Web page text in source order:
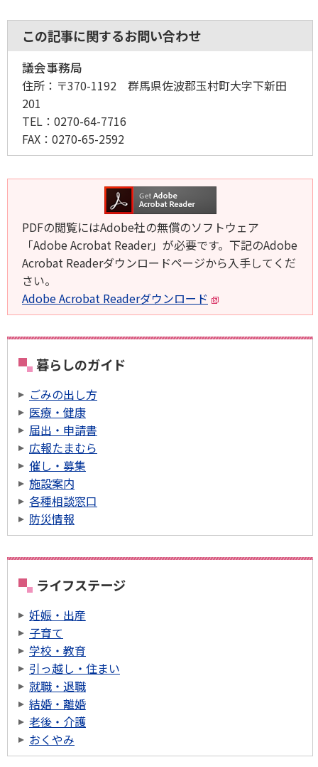
この記事に関するお問い合わせ
議会事務局
住所： 〒370-1192 群馬県佐波郡玉村町大字下新田
201
TEL： 0270-64-7716
FAX： 0270-65-2592
PDFの閲覧にはAdobe社の無償のソフトウェア
「Adobe Acrobat Reader」が必要です。下記のAdobe
Acrobat Readerダウンロードページから入手してくだ
さい。
Adobe Acrobat Readerダウンロード
暮らしのガイド
ごみの出し方
医療・健康
届出・申請書
広報たまむら
催し・募集
施設案内
各種相談窓口
防災情報
ライフステージ
妊娠・出産
子育て
学校・教育
引っ越し・住まい
就職・退職
結婚・離婚
老後・介護
おくやみ